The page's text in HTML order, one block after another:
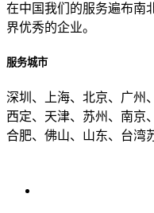
在中国我们的服务遍布南
界优秀的企业。
服务城市
深圳、上海、北京、广州
西定、天津、苏州、南京
合肥、佛山、山东、台湾